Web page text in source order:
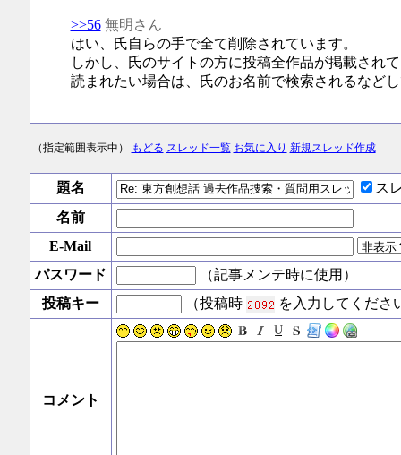
>>56無明さん
はい、氏自らの手で全て削除されています。
しかし、氏のサイトの方に投稿全作品が掲載され
読まれたい場合は、氏のお名前で検索されるなど
（指定範囲表示中） もどる スレッド一覧 お気に入り 新規スレッド作成
題名
ス
名前
E-Mail
パスワード
（記事メンテ時に使用）
投稿キー
（投稿時 を入力してくださ
コメント